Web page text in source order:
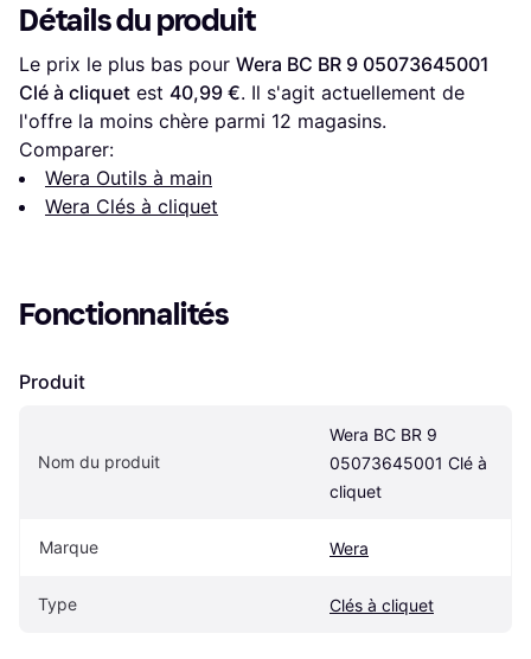
Détails du produit
Le prix le plus bas pour Wera BC BR 9 05073645001
Clé à cliquet est 40,99 €. Il s'agit actuellement de
l'offre la moins chère parmi 12 magasins.
Comparer:
Wera Outils à main
Wera Clés à cliquet
Fonctionnalités
Produit
Nom du produit
Wera BC BR 9
05073645001 Clé à
cliquet
Marque Wera
Type Clés à cliquet